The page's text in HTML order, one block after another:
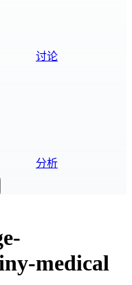
讨论
分析
medical